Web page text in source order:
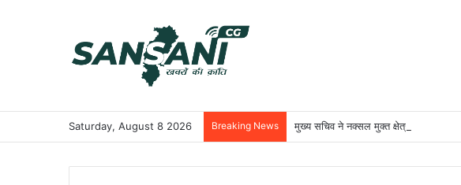
Saturday, August 8 2026 Breaking News मुख्य सचिव ने नक्सल मुक्त क्षेत्रों में